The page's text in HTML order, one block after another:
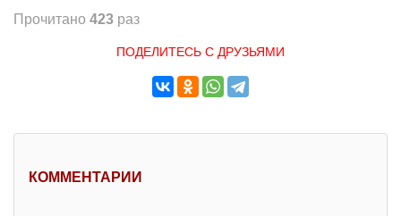
Прочитано 423 раз
ПОДЕЛИТЕСЬ С ДРУЗЬЯМИ
КОММЕНТАРИИ